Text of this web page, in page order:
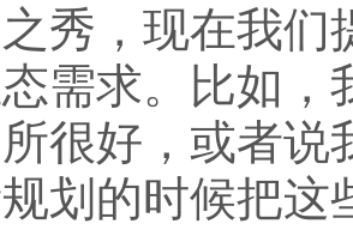
秀，现在我们
需求。比如，
很好，或者说
划的时候把这